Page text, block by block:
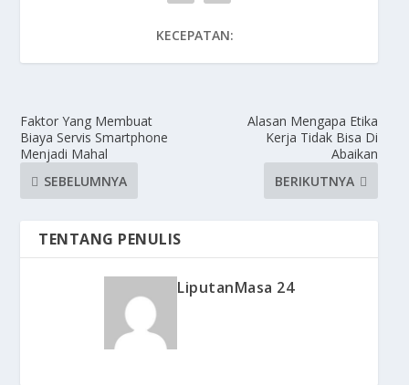
KECEPATAN:
Faktor Yang Membuat
Biaya Servis Smartphone
Menjadi Mahal
SEBELUMNYA
Alasan Mengapa Etika
Kerja Tidak Bisa Di
Abaikan
BERIKUTNYA
TENTANG PENULIS
LiputanMasa 24